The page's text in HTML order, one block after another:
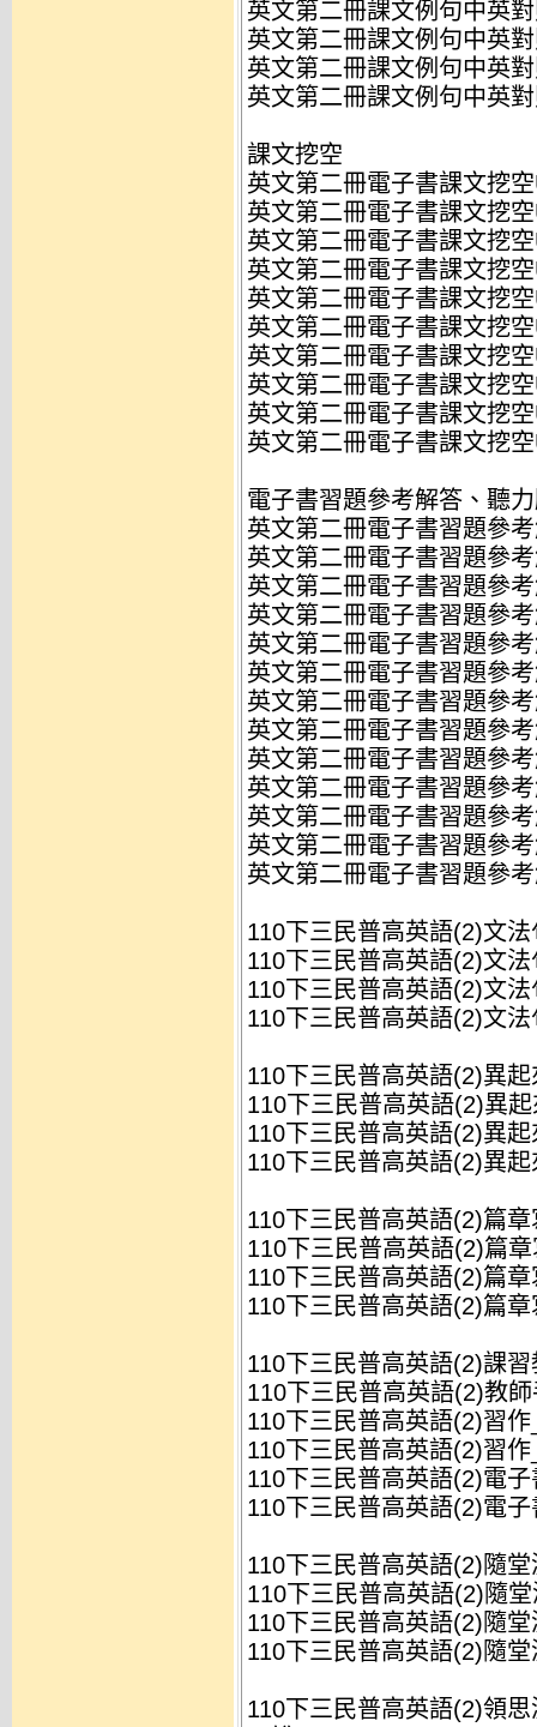
英文第二冊課文例句中英
英文第二冊課文例句中英
英文第二冊課文例句中英
英文第二冊課文例句中英
課文挖空
英文第二冊電子書課文挖
英文第二冊電子書課文挖
英文第二冊電子書課文挖
英文第二冊電子書課文挖
英文第二冊電子書課文挖
英文第二冊電子書課文挖
英文第二冊電子書課文挖
英文第二冊電子書課文挖
英文第二冊電子書課文挖
英文第二冊電子書課文挖
電子書習題參考解答、聽
英文第二冊電子書習題參
英文第二冊電子書習題參
英文第二冊電子書習題參
英文第二冊電子書習題參
英文第二冊電子書習題參
英文第二冊電子書習題參
英文第二冊電子書習題參
英文第二冊電子書習題參
英文第二冊電子書習題參
英文第二冊電子書習題參
英文第二冊電子書習題參
英文第二冊電子書習題參
英文第二冊電子書習題參
110下三民普高英語(2)文
110下三民普高英語(2)文
110下三民普高英語(2)文
110下三民普高英語(2)文
110下三民普高英語(2)異
110下三民普高英語(2)異
110下三民普高英語(2)異
110下三民普高英語(2)異
110下三民普高英語(2)篇
110下三民普高英語(2)篇
110下三民普高英語(2)篇
110下三民普高英語(2)篇
110下三民普高英語(2)課習
110下三民普高英語(2)教
110下三民普高英語(2)習
110下三民普高英語(2)習
110下三民普高英語(2)電
110下三民普高英語(2)電
110下三民普高英語(2)隨堂
110下三民普高英語(2)隨
110下三民普高英語(2)隨
110下三民普高英語(2)隨
110下三民普高英語(2)領